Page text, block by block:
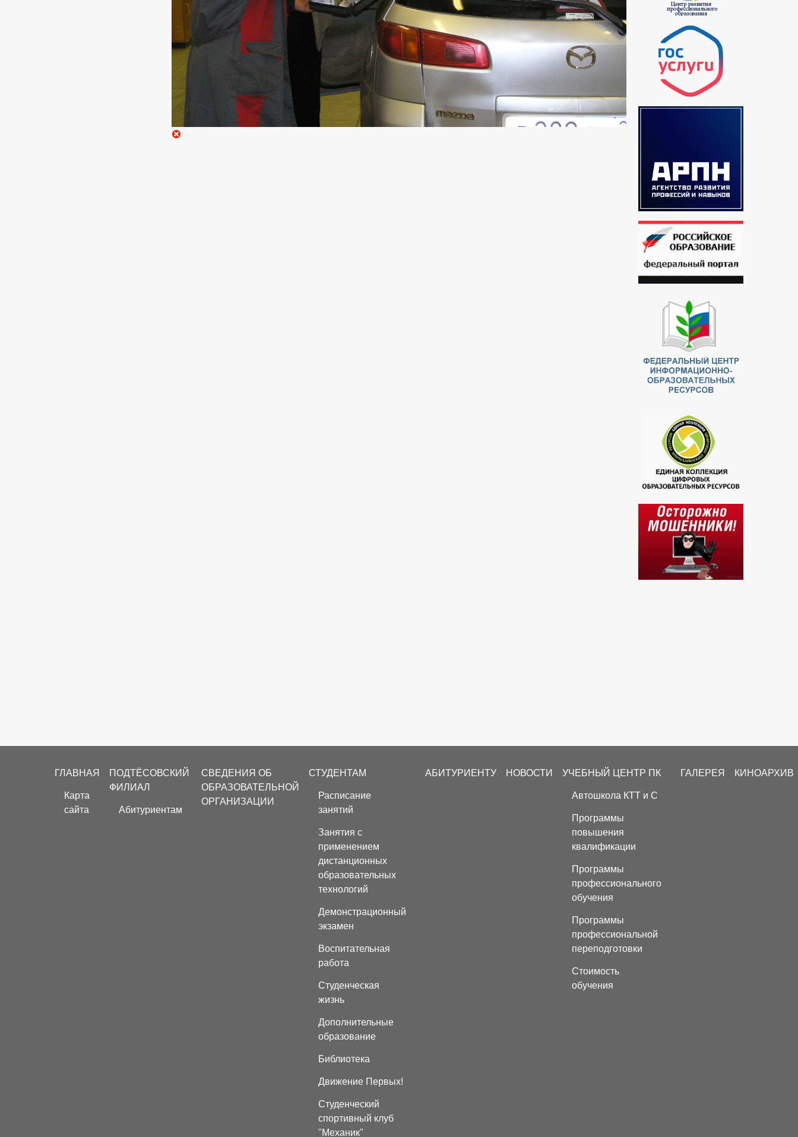
Footer
menu
ГЛАВНАЯ
Карта
сайта
ПОДТЁСОВСКИЙ
ФИЛИАЛ
Абитуриентам
СВЕДЕНИЯ ОБ
ОБРАЗОВАТЕЛЬНОЙ
ОРГАНИЗАЦИИ
СТУДЕНТАМ
Расписание
занятий
Занятия с
применением
дистанционных
образовательных
технологий
Демонстрационный
экзамен
Воспитательная
работа
Студенческая
жизнь
Дополнительные
образование
Библиотека
Движение Первых!
Студенческий
спортивный клуб
"Механик"
АБИТУРИЕНТУ НОВОСТИ УЧЕБНЫЙ ЦЕНТР ПК
Автошкола КТТ и С
Программы
повышения
квалификации
Программы
профессионального
обучения
Программы
профессиональной
переподготовки
Стоимость
обучения
ГАЛЕРЕЯ КИНОАРХИВ